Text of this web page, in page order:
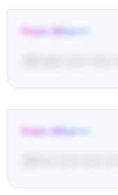
From: Wha•••••
•••••• ••••••
From: Wha•••••
<#• •••• •••••• ••••••